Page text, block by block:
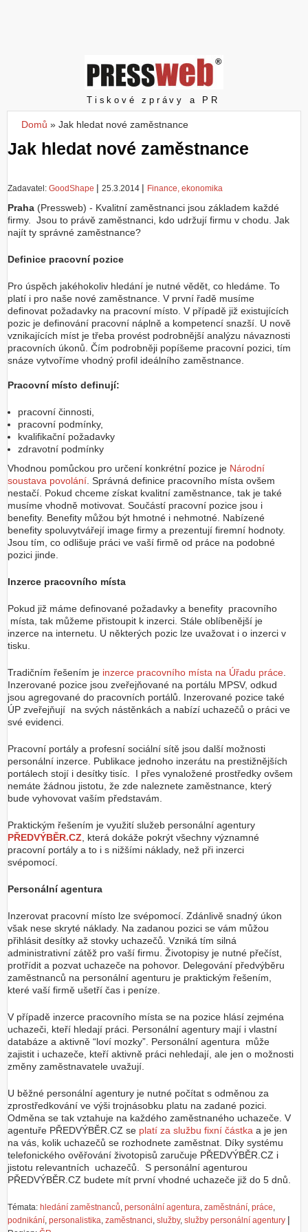
č
t
Pressweb
Tiskové zprávy a PR
Jste zde
Domů » Jak hledat nové zaměstnance
Jak hledat nové zaměstnance
Zadavatel: GoodShape | 25.3.2014 | Finance, ekonomika
Praha (Pressweb) - Kvalitní zaměstnanci jsou základem každé
firmy. Jsou to právě zaměstnanci, kdo udržují firmu v chodu. Jak
najít ty správné zaměstnance?
Definice pracovní pozice
Pro úspěch jakéhokoliv hledání je nutné vědět, co hledáme. To
platí i pro naše nové zaměstnance. V první řadě musíme
definovat požadavky na pracovní místo. V případě již existujících
pozic je definování pracovní náplně a kompetencí snazší. U nově
vznikajících míst je třeba provést podrobnější analýzu návaznosti
pracovních úkonů. Čím podrobněji popíšeme pracovní pozici, tím
snáze vytvoříme vhodný profil ideálního zaměstnance.
Pracovní místo definují:
pracovní činnosti,
pracovní podmínky,
kvalifikační požadavky
zdravotní podmínky
Vhodnou pomůckou pro určení konkrétní pozice je Národní
soustava povolání . Správná definice pracovního místa ovšem
nestačí. Pokud chceme získat kvalitní zaměstnance, tak je také
musíme vhodně motivovat. Součástí pracovní pozice jsou i
benefity. Benefity můžou být hmotné i nehmotné. Nabízené
benefity spoluvytvářejí image firmy a prezentují firemní hodnoty.
Jsou tím, co odlišuje práci ve vaší firmě od práce na podobné
pozici jinde.
Inzerce pracovního místa
Pokud již máme definované požadavky a benefity pracovního
místa, tak můžeme přistoupit k inzerci. Stále oblíbenější je
inzerce na internetu. U některých pozic lze uvažovat i o inzerci v
tisku.
Tradičním řešením je inzerce pracovního místa na Úřadu práce
Inzerované pozice jsou zveřejňované na portálu MPSV, odkud
jsou agregované do pracovních portálů. Inzerované pozice také
ÚP zveřejňují na svých nástěnkách a nabízí uchazečů o práci ve
své evidenci.
Pracovní portály a profesní sociální sítě jsou další možnosti
personální inzerce. Publikace jednoho inzerátu na prestižnějších
portálech stojí i desítky tisíc. I přes vynaložené prostředky ovšem
nemáte žádnou jistotu, že zde naleznete zaměstnance, který
bude vyhovovat vaším představám.
Praktickým řešením je využití služeb personální agentury
PŘEDVÝBĚR.CZ , která dokáže pokrýt všechny významné
pracovní portály a to i s nižšími náklady, než při inzerci
svépomocí.
Personální agentura
Inzerovat pracovní místo lze svépomocí. Zdánlivě snadný úkon
však nese skryté náklady. Na zadanou pozici se vám můžou
přihlásit desítky až stovky uchazečů. Vzniká tím silná
administrativní zátěž pro vaší firmu. Životopisy je nutné přečíst,
protřídit a pozvat uchazeče na pohovor. Delegování předvýběru
zaměstnanců na personální agenturu je praktickým řešením,
které vaší firmě ušetří čas i peníze.
V případě inzerce pracovního místa se na pozice hlásí zejména
uchazeči, kteří hledají práci. Personální agentury mají i vlastní
databáze a aktivně “loví mozky”. Personální agentura může
zajistit i uchazeče, kteří aktivně práci nehledají, ale jen o možnosti
změny zaměstnavatele uvažují.
U běžné personální agentury je nutné počítat s odměnou za
zprostředkování ve výši trojnásobku platu na zadané pozici.
Odměna se tak vztahuje na každého zaměstnaného uchazeče. V
agentuře PŘEDVÝBĚR.CZ se platí za službu fixní částka a je jen
na vás, kolik uchazečů se rozhodnete zaměstnat. Díky systému
telefonického ověřování životopisů zaručuje PŘEDVÝBĚR.CZ i
jistotu relevantních uchazečů. S personální agenturou
PŘEDVÝBĚR.CZ budete mít první vhodné uchazeče již do 5 dnů.
Témata: hledání zaměstnanců, personální agentura, zaměstnání, práce,
podnikání, personalistika, zaměstnanci, služby, služby personální agentury |